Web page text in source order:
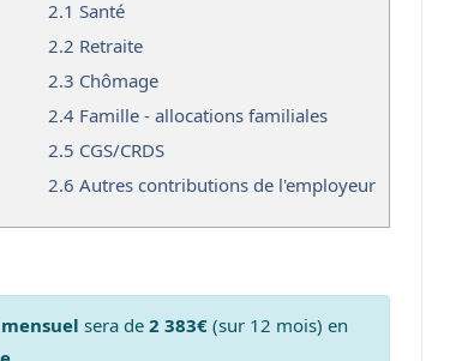
2.1 Santé
2.2 Retraite
2.3 Chômage
2.4 Famille - allocations familiales
2.5 CGS/CRDS
2.6 Autres contributions de l'employeur
sera de 2 383€(sur 12 mois) en